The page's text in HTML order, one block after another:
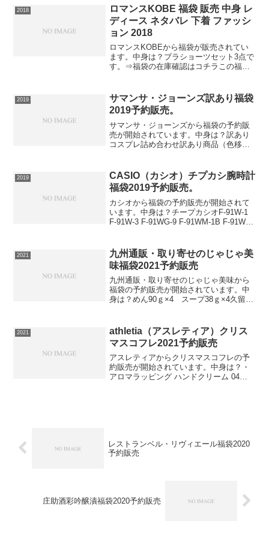
を広めにして、顔周りをすっきりと仕上
げ。ブルゾンは...
2018
ロマンスKOBE 福袋 販売 中身 レ
ディース ネタバレ 下着 ファッシ
ョン 2018
ロマンスKOBEから福袋が販売されてい
ます。中身は？ブラショーツセット3点で
す。⇒福袋の在庫確認はコチラこの福袋
2019
サマンサ・ジョーンズ訳あり福袋
2019予約販売。
サマンサ・ジョーンズから福袋の予約販
売が開始されています。中身は？訳あり
コスプレ詰め合わせ訳あり商品（色移
ませんので、多少のことなら気にしない
方、軽く雰囲気を楽しみたい...
2019
CASIO（カシオ）チプカシ腕時計
福袋2019予約販売。
カシオから福袋の予約販売が開始されて
います。中身は？チープカシオF-91W-1
F-91W-3 F-91WG-9 F-91WM-1B F-91WM-
2021
九州通販・取り寄せのじゃじゃ美
味福袋2021予約販売
九州通販・取り寄せのじゃじゃ美味から
福袋の予約販売が開始されています。中
身は？めん90ｇ×4 スープ38ｇ×4久留米
たい人は早めの在庫確認をお願いしま
す。
2021
athletia（アスレティア）クリス
マスコフレ2021予約販売
アスレティアからクリスマスコフレの予
約販売が開始されています。中身は？・
アロマラッピング ハンドクリーム 04
レストランベル・リヴィエール福袋2020
予約販売
庄助酒彩吟醸漬福袋2020予約販売